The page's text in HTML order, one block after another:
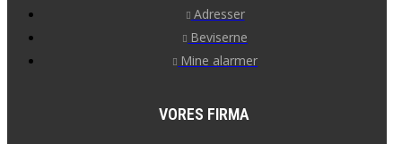
Adresser
Beviserne
Mine alarmer
VORES FIRMA